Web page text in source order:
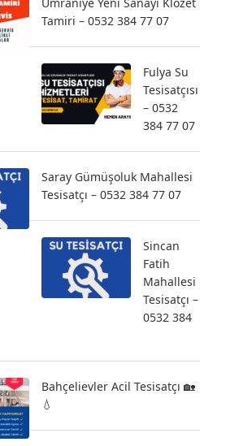
Tamiri – 0532 384 77 07
Fulya Su
Tesisatçısı
– 0532
384 77 07
Saray Gümüşoluk Mahallesi
Tesisatçı – 0532 384 77 07
Sincan
Fatih
Mahallesi
Tesisatçı –
0532 384
Bahçelievler Acil Tesisatçı 🏡
💧